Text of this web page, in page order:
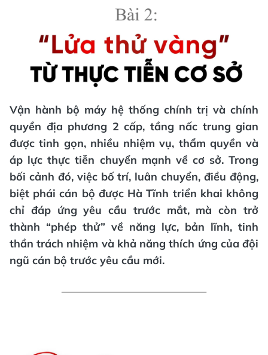
Vận hành bộ máy hệ thống chính trị và chính
quyền địa phương 2 cấp, tầng nấc trung gian
được tinh gọn, nhiều nhiệm vụ, thẩm quyền và
áp lực thực tiễn chuyển mạnh về cơ sở. Trong
bối cảnh đó, việc bốtrí, luân chuyển,điềuđộng,
biệt phái cán bộ được Hà Tĩnh triển khai không
chỉ đáp ứng yêu cầu trước mắt, mà còn trở
thành “phép thử” về năng lực, bản lĩnh, tinh
thần trách nhiệm và khả năng thích ứng củađội
ngũ cán bộ trước yêu cầu mới.